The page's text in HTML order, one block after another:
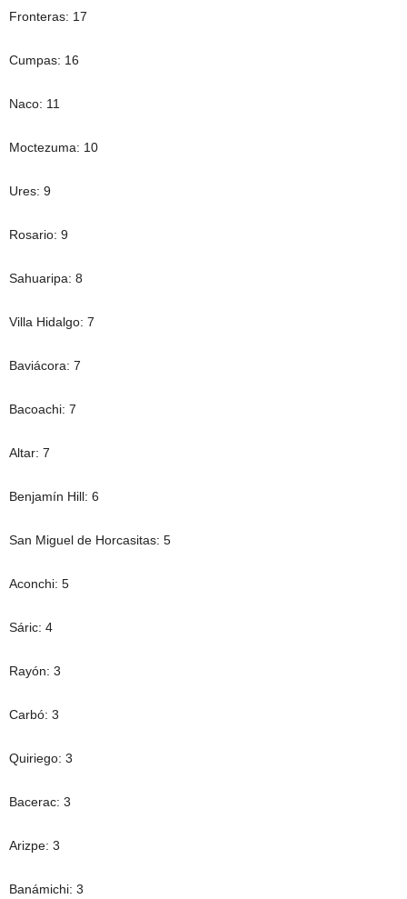
Fronteras: 17
Cumpas: 16
Naco: 11
Moctezuma: 10
Ures: 9
Rosario: 9
Sahuaripa: 8
Villa Hidalgo: 7
Baviácora: 7
Bacoachi: 7
Altar: 7
Benjamín Hill: 6
San Miguel de Horcasitas: 5
Aconchi: 5
Sáric: 4
Rayón: 3
Carbó: 3
Quiriego: 3
Bacerac: 3
Arizpe: 3
Banámichi: 3